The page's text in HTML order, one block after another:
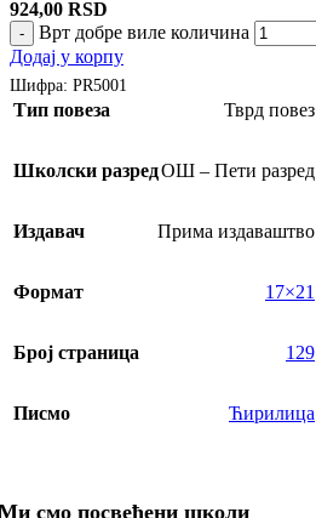
924,00 RSD
- Врт добре виле количина
Додај у корпу
Шифра: PR5001
Тип повеза Тврд повез
Школски разредОШ – Пети разред
Издавач Прима издаваштво
Формат 17×21
Број страница 129
Писмо Ћирилица
смо посвећени школи